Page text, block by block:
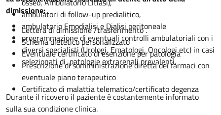
osseo, Ambulatorio Litiasi),
ambulatori di follow-up predialitico,
ambulatorio Emodialisi e Dialisi peritoneale
programmazione di eventuali controlli ambulatoriali con i
diversi specialisti (Urologi, Ematologi, Oncologi etc) in casi
selezionati di patologie extrarenali prevalenti.
dimissione:
Lettera di dimissione /trasferimento .
Schema dietetico personalizzato
Eventuale certificato di esenzione per patologia
Prescrizione di somministrazione diretta dei farmaci con
eventuale piano terapeutico
Certificato di malattia telematico/certificato degenza
Durante il ricovero il paziente è costantemente informato
sulla sua condizione clinica.